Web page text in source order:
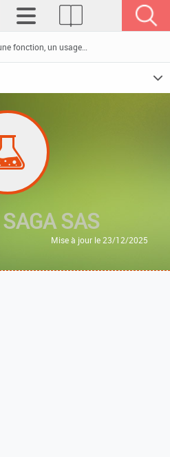
SAGA SAS
Mise à jour le 23/12/2025